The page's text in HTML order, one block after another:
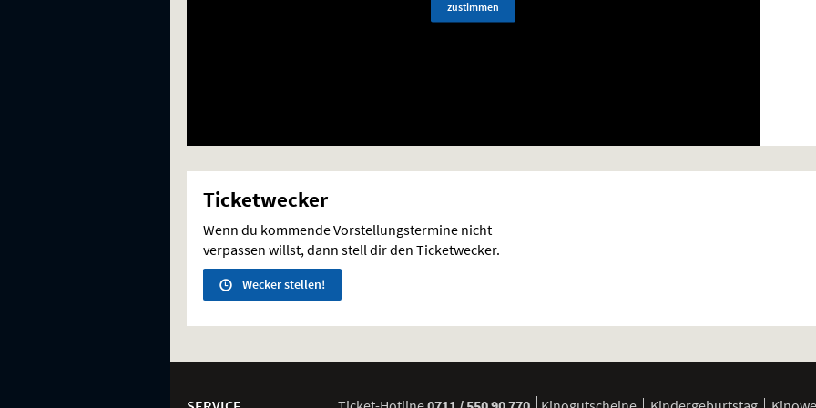
zustimmen
Ticketwecker
Wenn du kommende Vorstellungstermine nicht
verpassen willst, dann stell dir den Ticketwecker.
Wecker stellen!